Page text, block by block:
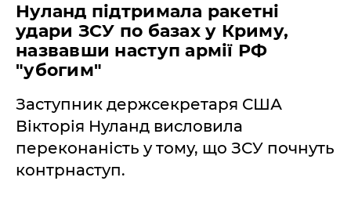
Нуланд підтримала ракетні
удари ЗСУ по базах у Криму,
назвавши наступ армії РФ
"убогим"
Заступник держсекретаря США
Вікторія Нуланд висловила
переконаність у тому, що ЗСУ почнуть
контрнаступ.